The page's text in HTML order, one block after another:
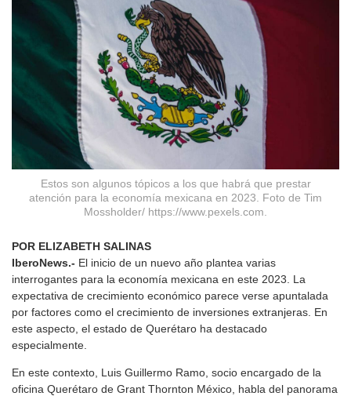
Estos son algunos tópicos a los que habrá que prestar
atención para la economía mexicana en 2023. Foto de Tim
Mossholder/ https://www.pexels.com.
POR ELIZABETH SALINAS
IberoNews.- El inicio de un nuevo año plantea varias
interrogantes para la economía mexicana en este 2023. La
expectativa de crecimiento económico parece verse apuntalada
por factores como el crecimiento de inversiones extranjeras. En
este aspecto, el estado de Querétaro ha destacado
especialmente.
En este contexto, Luis Guillermo Ramo, socio encargado de la
oficina Querétaro de Grant Thornton México, habla del panorama